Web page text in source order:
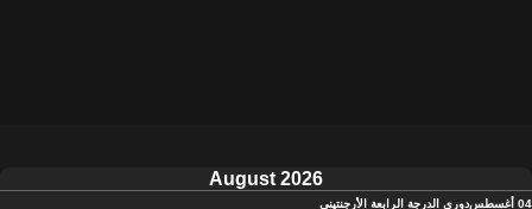
August 2026
04 أغسطس دوري الدرجة الرابعة الأرجنتيني